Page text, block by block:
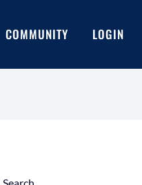
COMMUNITY LOGIN